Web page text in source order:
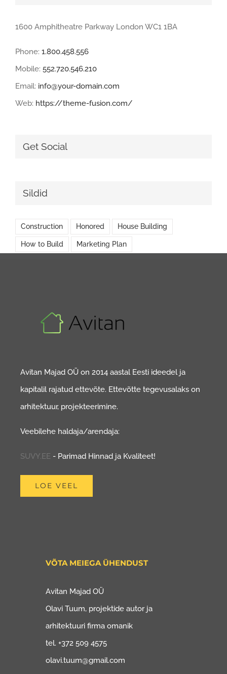
1600 Amphitheatre Parkway London WC1 1BA
Phone: 1.800.458.556
Mobile: 552.720.546.210
Email: info@your-domain.com
Web: https://theme-fusion.com/
Get Social
Sildid
Construction Honored House Building
How to Build Marketing Plan
Avitan Majad OÜ on 2014 aastal Eesti ideedel ja
kapitalil rajatud ettevõte. Ettevõtte tegevusalaks on
arhitektuur, projekteerimine.
Veebilehe haldaja/arendaja:
SUVY.EE - Parimad Hinnad ja Kvaliteet!
LOE VEEL
VÕTA MEIEGA ÜHENDUST
Avitan Majad OÜ
Olavi Tuum, projektide autor ja
arhitektuuri firma omanik
tel. +372 509 4575
olavi.tuum@gmail.com